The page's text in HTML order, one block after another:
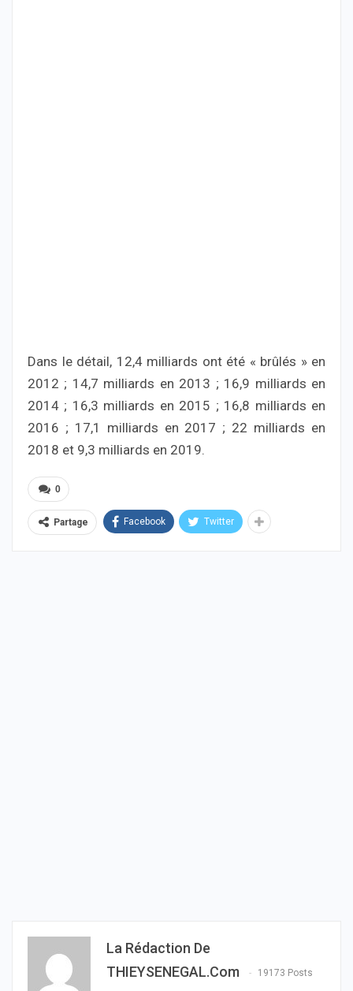
Dans le détail, 12,4 milliards ont été « brûlés » en
2012 ; 14,7 milliards en 2013 ; 16,9 milliards en
2014 ; 16,3 milliards en 2015 ; 16,8 milliards en
2016 ; 17,1 milliards en 2017 ; 22 milliards en
2018 et 9,3 milliards en 2019.
0
Partage Facebook Twitter
La Rédaction De
THIEYSENEGAL.com
19173 Posts